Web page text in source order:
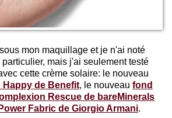
mon maquillage et je n'ai noté
mais j'ai seulement testé
cette crème solaire: le nouveau
de Benefit, le nouveau fond
Rescue de bareMinerals
Fabric de Giorgio Armani.